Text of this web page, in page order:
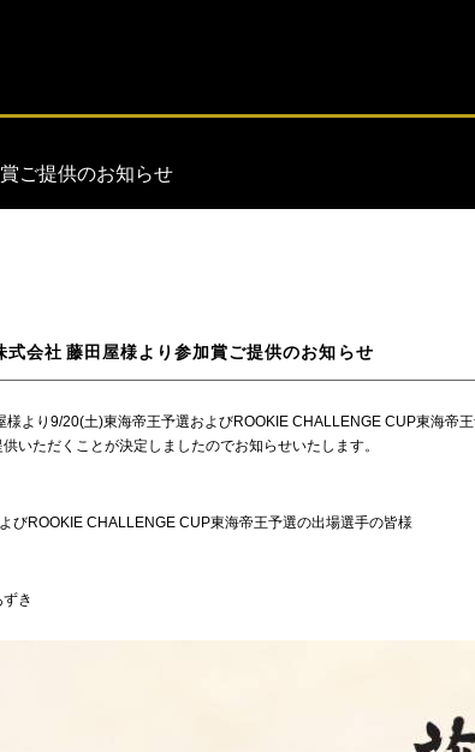
ご提供のお知らせ
式会社 藤田屋様より参加賞ご提供のお知らせ
様より9/20(土)東海帝王予選およびROOKIE CHALLENGE CUP東海帝
いただくことが決定しましたのでお知らせいたします。
びROOKIE CHALLENGE CUP東海帝王予選の出場選手の皆様
き